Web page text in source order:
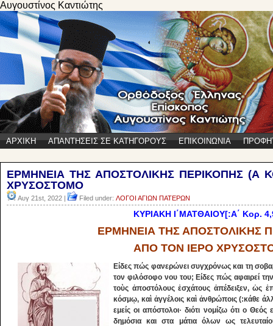
Αυγουστίνος Καντιώτης
ΑΡΧΙΚΗ ΑΠΑΝΤΗΣΕΙΣ ΣΕ ΚΑΤΗΓΟΡΟΥΣ ΕΠΙΚΟΙΝΩΝΙΑ
ΕΡΜΗΝΕΙΑ ΤΗΣ ΑΠΟΣΤΟΛΙΚΗΣ ΠΕΡΙΚΟΠΗΣ (Α
ΧΡΥΣΟΣΤΟΜΟ
Αυγ 21st, 2022 | Filed under: ΛΟΓΟΙ ΑΓΙΩΝ ΠΑΤΕΡΩΝ
ΚΥΡΙΑΚΗ Ι΄ΜΑΤΘΑΙΟΥ[:Α΄ Κορ.
ΕΡΜΗΝΕΙΑ ΤΗΣ ΑΠΟΣΤΟΛΙΚΗΣ
ΑΠΟ ΤΟΝ ΙΕΡΟ
Είδες πώς φανερώνει συγχρόνως και τη
τον φιλόσοφο νου του; Είδες πώς αφαιρεί
τοὺς ἀποστόλους ἐσχάτους ἀπέδειξεν, ὡς
κόσμῳ, καὶ ἀγγέλοις καὶ ἀνθρώποις (:κάθε
εμείς οι απόστολοι· διότι νομίζω ότι ο
δημόσια και στα μάτια όλων ως